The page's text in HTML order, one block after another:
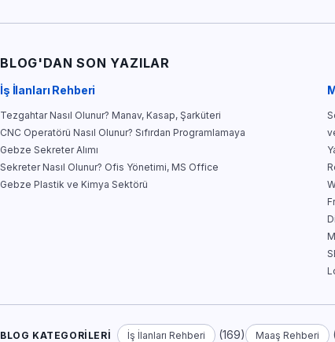
BLOG'DAN SON YAZILAR
İş İlanları Rehberi
Tezgahtar Nasıl Olunur? Manav, Kasap, Şarküteri
CNC Operatörü Nasıl Olunur? Sıfırdan Programlamaya
Gebze Sekreter Alımı
Sekreter Nasıl Olunur? Ofis Yönetimi, MS Office
Gebze Plastik ve Kimya Sektörü
BLOG KATEGORILERI İş İlanları Rehberi (169) Maaş Rehberi